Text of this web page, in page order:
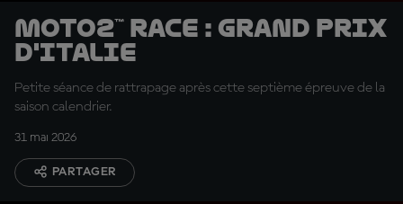
Moto2™ Race : Grand Prix
d'Italie
Petite séance de rattrapage après cette septième épreuve de la
saison calendrier.
31 mai 2026
PARTAGER